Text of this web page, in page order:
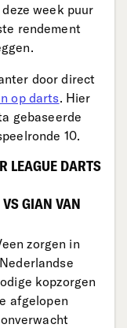
week puur
rendement
door direct
op darts. Hier
gebaseerde
10.
LEAGUE DARTS
GIAN VAN
zorgen in
kopzorgen
afgelopen